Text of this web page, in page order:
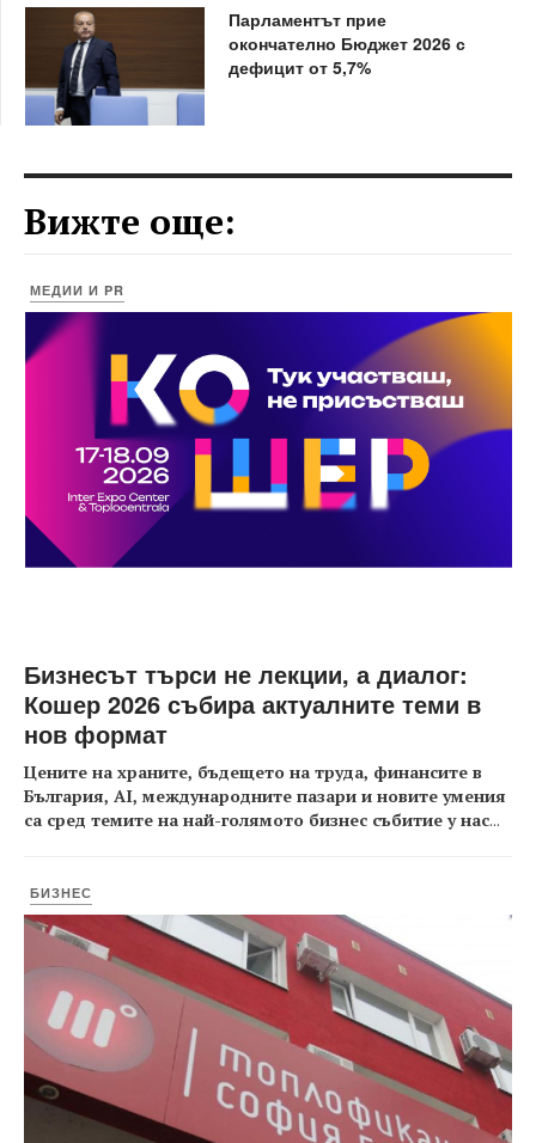
Парламентът прие
окончателно Бюджет 2026 с
дефицит от 5,7%
Вижте още:
МЕДИИ И PR
Бизнесът търси не лекции, а диалог:
Кошер 2026 събира актуалните теми в
нов формат
Цените на храните, бъдещето на труда, финансите в
България, AI, международните пазари и новите умения
са сред темите на най-голямото бизнес събитие у нас...
БИЗНЕС